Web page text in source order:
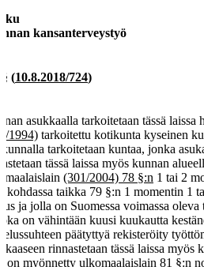
kansanterveystyö
(10.8.2018/724)
asukkaalla tarkoitetaan tässä laissa
1994) tarkoitettu kotikunta kyseinen
tarkoitetaan kuntaa, jonka
tässä laissa myös kunnan
(301/2004) 78 §:n 1 tai 2
kohdassa taikka 79 §:n 1 momentin 1
ja jolla on Suomessa voimassa
on vähintään kuusi kuukautta
päätyttyä rekisteröity
rinnastetaan tässä laissa
on myönnetty ulkomaalaislain 81 §:n